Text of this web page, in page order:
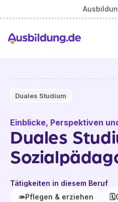
Duales Studium
Einblicke, Perspektiven
Duales
Tätigkeiten in diesem Beruf
🫴Pflegen & erziehen 🗓️